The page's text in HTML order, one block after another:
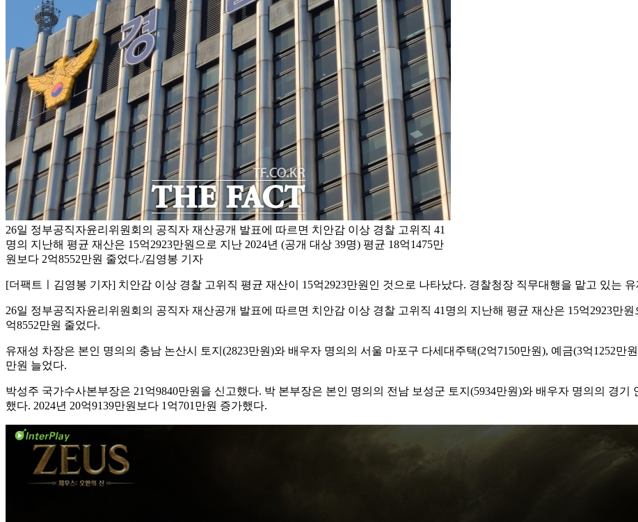
26일 정부공직자윤리위원회의 공직자 재산공개 발표에 따르면 치안감 이상 경찰 고위직 41
명의 지난해 평균 재산은 15억2923만원으로 지난 2024년 (공개 대상 39명) 평균 18억1475만
원보다 2억8552만원 줄었다./김영봉 기자
[더팩트ㅣ김영봉 기자] 치안감 이상 경찰 고위직 평균 재산이 15억2923만원인 것으로 나타났다. 경찰청장 직무대행을 맡고 있는
26일 정부공직자윤리위원회의 공직자 재산공개 발표에 따르면 치안감 이상 경찰 고위직 41명의 지난해 평균 재산은 15억2923만
억8552만원 줄었다.
유재성 차장은 본인 명의의 충남 논산시 토지(2823만원)와 배우자 명의의 서울 마포구 다세대주택(2억7150만원), 예금(3억1252만
만원 늘었다.
박성주 국가수사본부장은 21억9840만원을 신고했다. 박 본부장은 본인 명의의 전남 보성군 토지(5934만원)와 배우자 명의의 경기
했다. 2024년 20억9139만원보다 1억701만원 증가했다.